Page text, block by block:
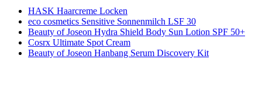
HASK Haarcreme Locken
eco cosmetics Sensitive Sonnenmilch LSF 30
Beauty of Joseon Hydra Shield Body Sun Lotion SPF 50+
Cosrx Ultimate Spot Cream
Beauty of Joseon Hanbang Serum Discovery Kit